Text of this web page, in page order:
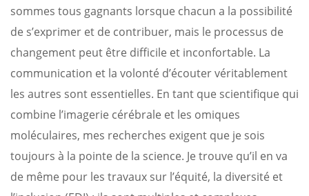
sommes tous gagnants lorsque chacun a la possibilité
de s’exprimer et de contribuer, mais le processus de
changement peut être difficile et inconfortable. La
communication et la volonté d’écouter véritablement
les autres sont essentielles. En tant que scientifique qui
combine l’imagerie cérébrale et les omiques
moléculaires, mes recherches exigent que je sois
toujours à la pointe de la science. Je trouve qu’il en va
de même pour les travaux sur l’équité, la diversité et